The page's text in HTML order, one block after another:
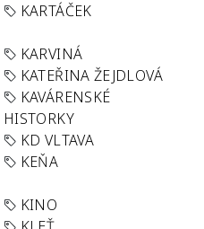
KARTÁČEK
KARVINÁ
KATEŘINA ŽEJDLOVÁ
KAVÁRENSKÉ
HISTORKY
KD VLTAVA
KEŇA
KINO